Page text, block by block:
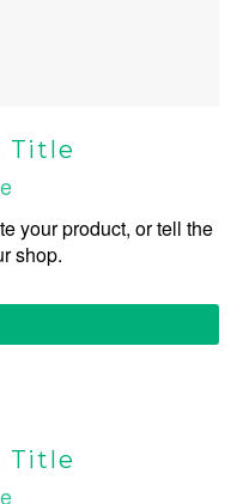
Title
your product, or tell the
shop.
Title